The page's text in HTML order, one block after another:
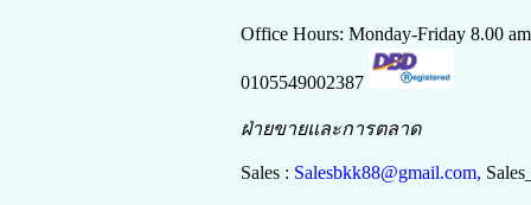
Office Hours: Monday-Friday 8.00
0105549002387
ฝ่ายขายและการตลาด
Sales : Salesbkk88@gmail.com,